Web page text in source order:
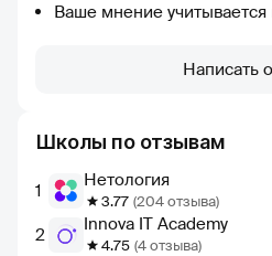
Ваше мнение
Написать
Школы по отзывам
1 Нетология
3.77 (204 отзыва)
2 Innova IT Academy
4.75 (4 отзыва)